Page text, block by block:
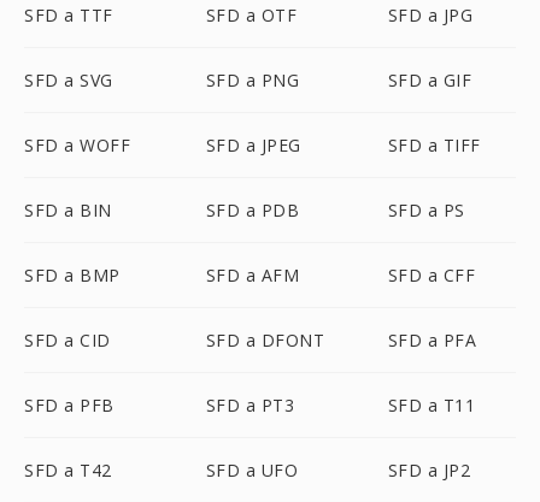
SFD a TTF SFD a OTF SFD a JPG
SFD a SVG SFD a PNG SFD a GIF
SFD a WOFF SFD a JPEG SFD a TIFF
SFD a BIN SFD a PDB SFD a PS
SFD a BMP SFD a AFM SFD a CFF
SFD a CID SFD a DFONT SFD a PFA
SFD a PFB SFD a PT3 SFD a T11
SFD a T42 SFD a UFO SFD a JP2